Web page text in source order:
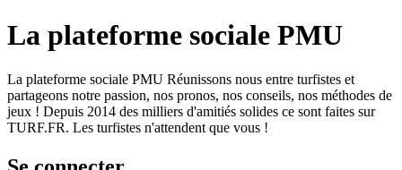
La plateforme sociale PMU
La plateforme sociale PMU Réunissons nous entre turfistes et
partageons notre passion, nos pronos, nos conseils, nos méthodes de
jeux ! Depuis 2014 des milliers d'amitiés solides ce sont faites sur
TURF.FR. Les turfistes n'attendent que vous !